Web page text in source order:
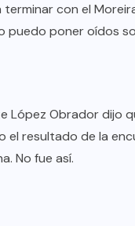
terminar con el
puedo poner oídos
López Obrador dijo
resultado de la
No fue así.